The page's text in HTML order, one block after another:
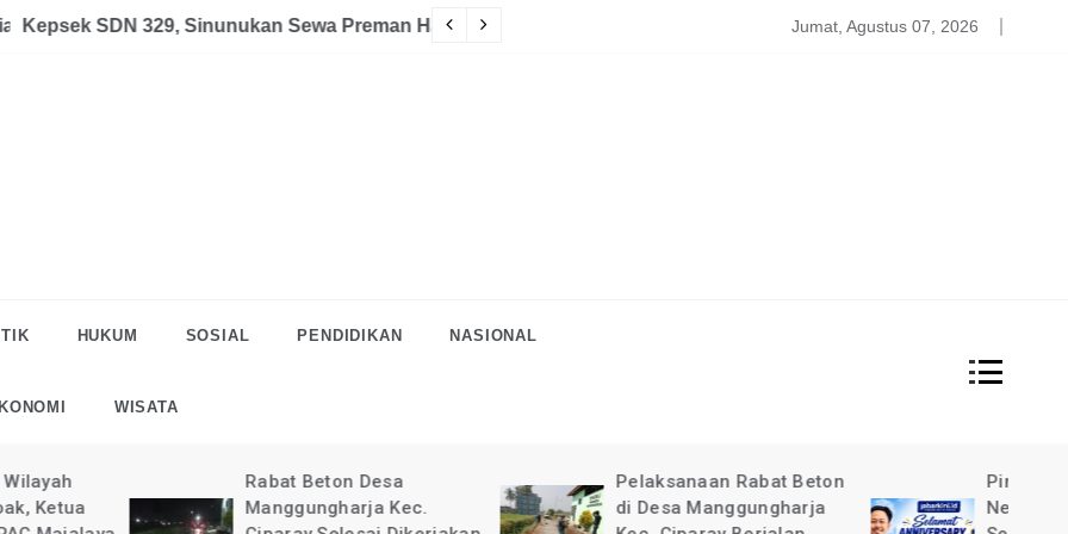
Halau LSM Dipolisikan Satgas PDBA Bantah Tidak Akomodir Bantuan Korban
Jumat, Agustus 07, 2026
HUKUM SOSIAL PENDIDIKAN NASIONAL
WISATA
Rabat Beton Desa
Manggungharja Kec.
Pelaksanaan Rabat Beton
di Desa Manggungharja
Pimpinan Redaksi Garda
News Indonesia Ucapkan